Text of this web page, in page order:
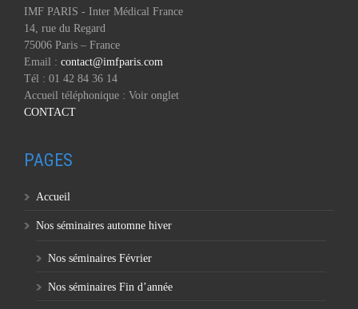
IMF PARIS - Inter Médical France
14, rue du Regard
75006 Paris – France
Email : contact@imfparis.com
Tél : 01 42 84 36 14
Accueil téléphonique : Voir onglet
CONTACT
PAGES
Accueil
Nos séminaires automne hiver
Nos séminaires Février
Nos séminaires Fin d’année